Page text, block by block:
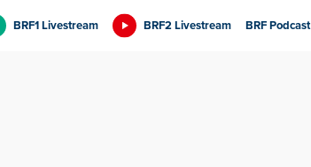
BRF1 Livestream BRF2 Livestream BRF Podcast